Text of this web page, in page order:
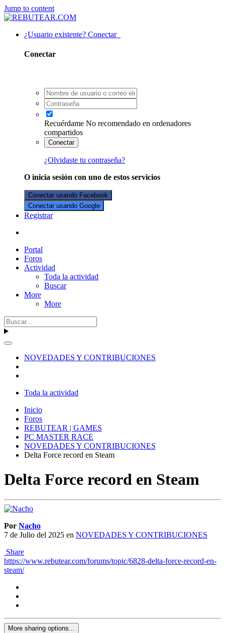
Jump to content
¿Usuario existente? Conectar
Conectar
Recuérdame No recomendado en ordenadores
compartidos
Conectar
¿Olvidaste tu contraseña?
O inicia sesión con uno de estos servicios
Conectar usando Facebook
Conectar usando Google
Registrar
Portal
Foros
Actividad
Toda la actividad
Buscar
More
More
NOVEDADES Y CONTRIBUCIONES
Toda la actividad
Inicio
Foros
REBUTEAR | GAMES
PC MASTER RACE
NOVEDADES Y CONTRIBUCIONES
Delta Force record en Steam
Delta Force record en Steam
Por Nacho
7 de Julio del 2025 en NOVEDADES Y CONTRIBUCIONES
Share
https://www.rebutear.com/forums/topic/6828-delta-force-record-en-
steam/
More sharing options...